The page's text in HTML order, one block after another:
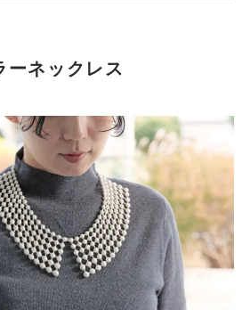
ネックレス